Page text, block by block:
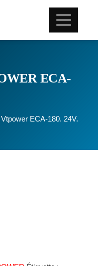
ECA-
ECA-180. 24V.